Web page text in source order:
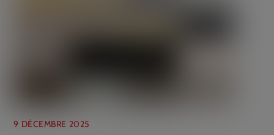
9 DÉCEMBRE 2025